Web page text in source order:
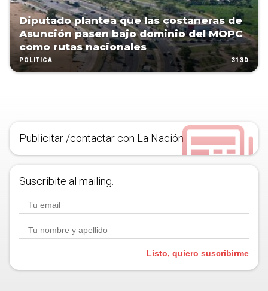
Diputado plantea que las costaneras de
Asunción pasen bajo dominio del MOPC
como rutas nacionales
POLÍTICA 313D
Publicitar /contactar con La Nación
Suscribite al mailing.
Listo, quiero suscribirme